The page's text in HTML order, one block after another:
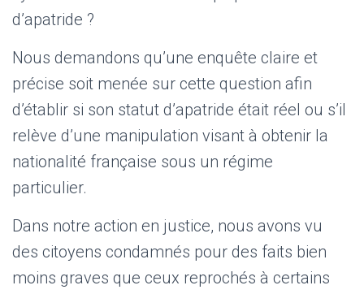
d’apatride ?
Nous demandons qu’une enquête claire et
précise soit menée sur cette question afin
d’établir si son statut d’apatride était réel ou s’il
relève d’une manipulation visant à obtenir la
nationalité française sous un régime
particulier.
Dans notre action en justice, nous avons vu
des citoyens condamnés pour des faits bien
moins graves que ceux reprochés à certains